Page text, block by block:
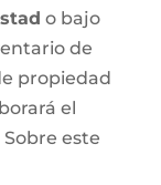
o bajo
de
propiedad
el
este